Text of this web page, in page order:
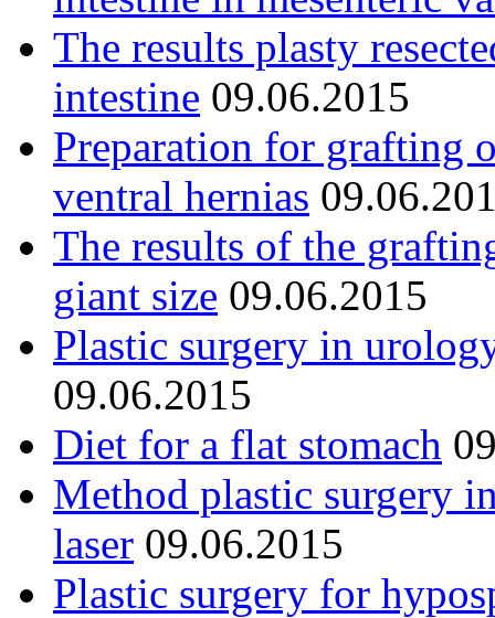
The results plasty
intestine 09.06.2015
Preparation for grafting
ventral hernias
The results of the
giant size 09.06.2015
Plastic surgery in
09.06.2015
Diet for a flat stomach
Method plastic surgery
laser 09.06.2015
Plastic surgery for